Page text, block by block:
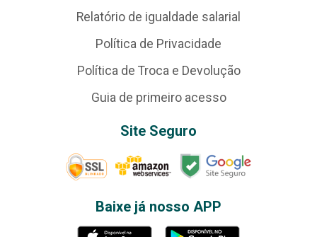
Relatório de igualdade salarial
Política de Privacidade
Política de Troca e Devolução
Guia de primeiro acesso
Site Seguro
Baixe já nosso APP